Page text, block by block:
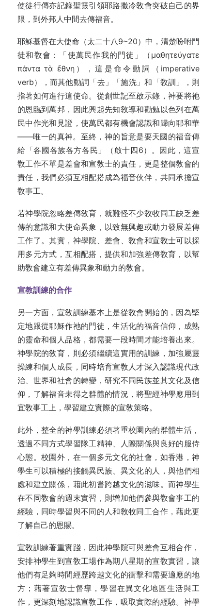
使徒行傳亦記錄聖靈引領耶路撒冷敎會突破自己的界
限，到外邦人中間去傳福音。
耶穌基督在大使命（太二十八9~20）中，清楚吩咐門
徒和敎會：「使萬民作我的門徒」（μαθητεύyατε
πάντα τὰ ἔθνη），這是命令動詞（imperative
verb），而其他動詞「去」「施洗」和「敎訓」，則
指著如何進行這使命。從創世記至啟示錄，神要將祂
的恩臨到萬邦，因此興起先知敎導和勸勉以色列在萬
民中作光和見證，使萬民都有機會認識和歸向耶和華
——唯一的真神。至終，神的旨意是要天國的福音傳
給「各國各族各方各民」（啟十四6）。因此，這宣
敎工作不單是差會和宣敎士的責任，更是整個敎會的
責任，我們必須互相配搭成為福音伙伴，共同承擔宣
敎事工。
若神學院忽略差傳敎育，就難怪不少敎牧同工缺乏差
傳的意識和大使命異象，以致無興趣或動力發展差傳
工作了。其實，神學院、差會、敎會和宣敎士可以採
用多元方式，互相配搭，提供和加強差傳敎育，以幫
助敎會建立有差傳異象和動力的敎會。
宣教訓練的合作
另一方面，宣敎訓練基本上是從敎會開始的，因為堅
定地跟從耶穌作祂的門徒，生活化的福音信仰，成熟
的靈命和個人品格，都需要一段時間才能培養出來。
神學院的敎育，則必須繼續這實用的訓練，加強屬靈
操練和個人成長，同時培育宣敎人才深入認識現代政
治、世界和社會的轉變，研究不同民族並其文化及信
仰，了解福音未得之群體的情況，將聖經神學應用到
宜敎事工上，學習建立實際的宣敎策略。
此外，整全的神學訓練必須著重校園內的群體生活，
透過不同方式學習隊工精神、人際關係與良好的服侍
心態。校園外，在一個多元文化的社會，如香港，神
學生可以積極的接觸異民族、異文化的人，與他們相
處和建立關係，藉此初嘗跨越文化的滋味。而神學生
在不同敎會的週末實習，則增加他們參與敎會事工的
經驗，同時學習與不同的人和敎牧同工合作，藉此更
了解自己的恩賜。
宣敎訓練著重實踐，因此神學院可與差會互相合作，
安排神學生到宣敎工場作為期八星期的宣敎實習，讓
他們有足夠時間經歷跨越文化的衝擊和需要適應的地
方；藉著宣敎士督導，學習在異文化地區生活與工
作，更深刻地認識宣敎工作，吸取實際的經驗。神學